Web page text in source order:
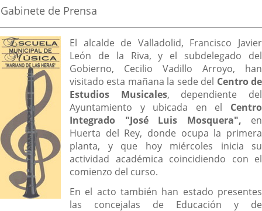
externa.externa.
la
noticia
Fuente
la
noticia
Gabinete de Prensa
DescripciónEl alcalde de Valladolid, Francisco Javier
León de la Riva, y el subdelegado del
Gobierno, Cecilio Vadillo Arroyo, han
visitado esta mañana la sede del Centro de
Estudios Musicales, dependiente del
Ayuntamiento y ubicada en el Centro
Integrado "José Luis Mosquera", en
Huerta del Rey, donde ocupa la primera
planta, y que hoy miércoles inicia su
actividad académica coincidiendo con el
comienzo del curso.
En el acto también han estado presentes
las concejalas de Educación y de